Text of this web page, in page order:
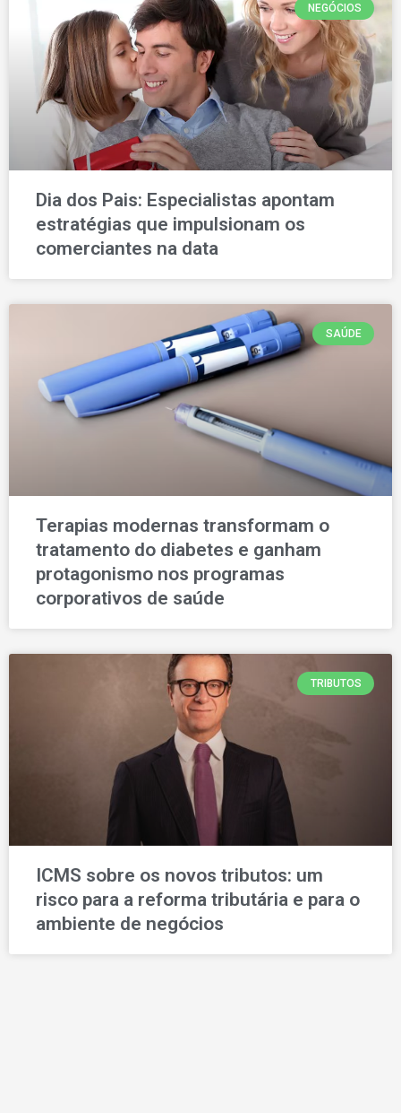
NEGÓCIOS
Dia dos Pais: Especialistas apontam
estratégias que impulsionam os
comerciantes na data
SAÚDE
Terapias modernas transformam o
tratamento do diabetes e ganham
protagonismo nos programas
corporativos de saúde
TRIBUTOS
ICMS sobre os novos tributos: um
risco para a reforma tributária e para o
ambiente de negócios